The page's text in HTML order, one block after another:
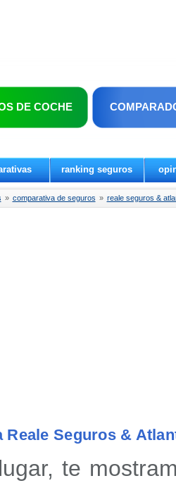
DE COCHE
ranking seguros
» comparativa de seguros » reale seguros &
Reale Seguros &
te